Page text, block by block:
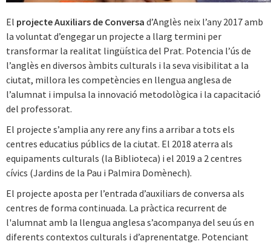
El projecte Auxiliars de Conversa d’Anglès neix l’any 2017 amb
la voluntat d’engegar un projecte a llarg termini per
transformar la realitat lingüística del Prat. Potencia l’ús de
l’anglès en diversos àmbits culturals i la seva visibilitat a la
ciutat, millora les competències en llengua anglesa de
l’alumnat i impulsa la innovació metodològica i la capacitació
del professorat.
El projecte s’amplia any rere any fins a arribar a tots els
centres educatius públics de la ciutat. El 2018 aterra als
equipaments culturals (la Biblioteca) i el 2019 a 2 centres
cívics (Jardins de la Pau i Palmira Domènech).
El projecte aposta per l’entrada d’auxiliars de conversa als
centres de forma continuada. La pràctica recurrent de
l'alumnat amb la llengua anglesa s’acompanya del seu ús en
diferents contextos culturals i d’aprenentatge. Potenciant